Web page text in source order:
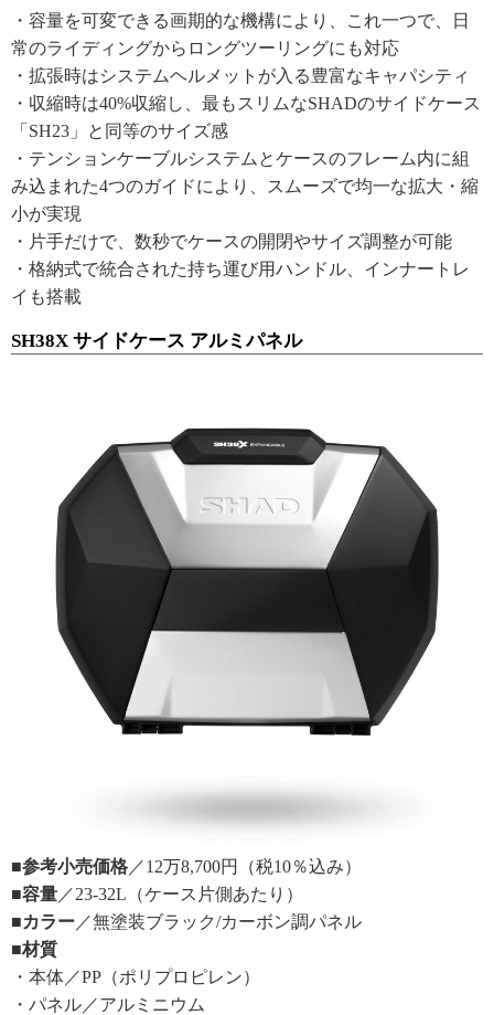
・容量を可変できる画期的な機構により、これ一つで、日
常のライディングからロングツーリングにも対応
・拡張時はシステムヘルメットが入る豊富なキャパシティ
・収縮時は40%収縮し、最もスリムなSHADのサイドケース
「SH23」と同等のサイズ感
・テンションケーブルシステムとケースのフレーム内に組
み込まれた4つのガイドにより、スムーズで均一な拡大・縮
小が実現
・片手だけで、数秒でケースの開閉やサイズ調整が可能
・格納式で統合された持ち運び用ハンドル、インナートレ
イも搭載
SH38X サイドケース アルミパネル
■参考小売価格 ／12万8,700円（税10％込み）
■容量 ／23-32L（ケース片側あたり）
■カラー ／無塗装ブラック/カーボン調パネル
■材質
・本体／PP（ポリプロピレン）
・パネル／アルミニウム